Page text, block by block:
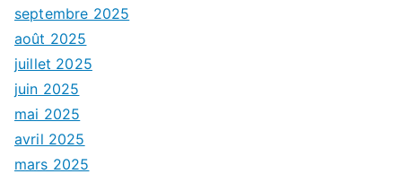
septembre 2025
août 2025
juillet 2025
juin 2025
mai 2025
avril 2025
mars 2025